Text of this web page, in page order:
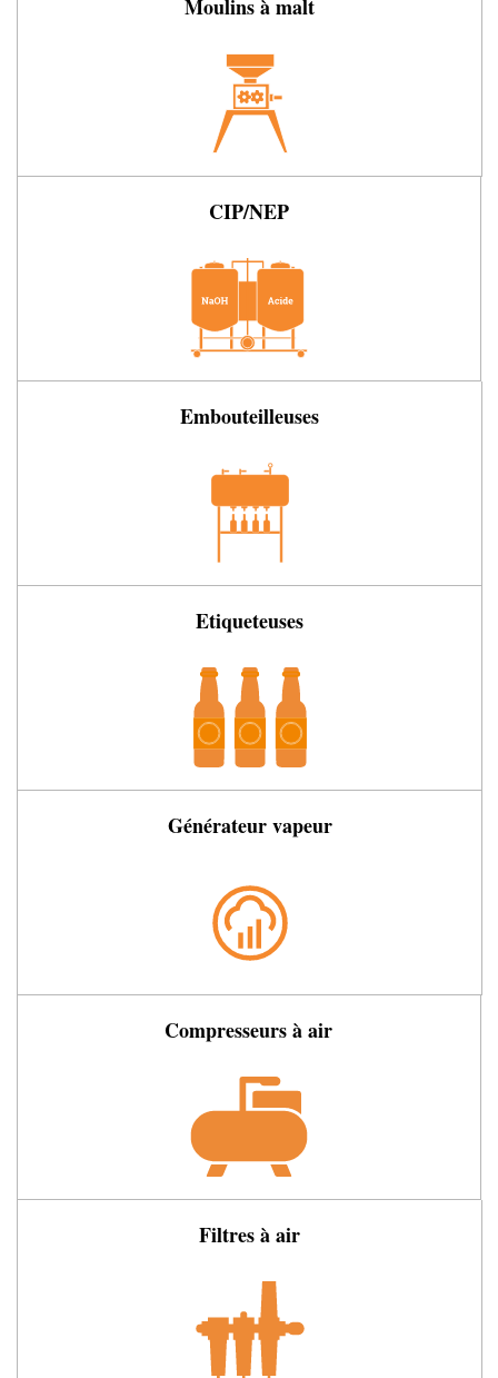
Moulins à malt
CIP/NEP
Embouteilleuses
Etiqueteuses
Générateur vapeur
Compresseurs à air
Filtres à air